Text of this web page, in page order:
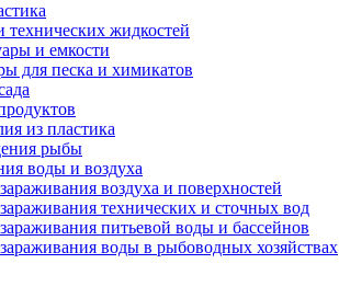
жидкостей
и емкости
для песка и химикатов
из пластика
рыбы
воды и воздуха
воздуха и поверхностей
технических и сточных вод
питьевой воды и бассейнов
воды в рыбоводных хозяйствах